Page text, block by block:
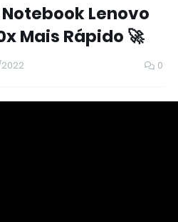
Lenovo
Mais Rápido 🚀
0